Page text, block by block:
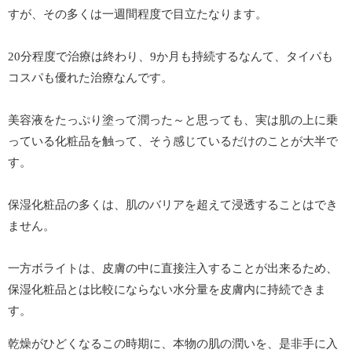
すが、 その多くは一週間程度で目立たなります。
20分程度で治療は終わり、9か月も持続するなんて、タイパも
コスパも優れた治療なんです。
美容液をたっぷり塗って潤った～と思っても、実は肌の上に乗
っている化粧品を触って、 そう感じているだけのことが大半で
す。
保湿化粧品の多くは、
肌のバリアを超えて浸透することはでき
ません。
一方ボライトは、
皮膚の中に直接注入することが出来るため、
保湿化粧品とは比較にならない水分量を皮膚内に持続できま
す。
乾燥がひどくなるこの時期に、本物の肌の潤いを、 是非手に入